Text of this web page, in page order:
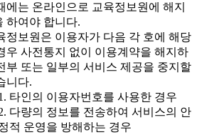
에는 온라인으로 교육정보원에 해지
하여야 합니다.
보원은 이용자가 다음 각 호에 해당
우 사전통지 없이 이용계약을 해지하
부 또는 일부의 서비스 제공을 중지할
니다.
타인의 이용자번호를 사용한 경우
다량의 정보를 전송하여 서비스의 안
적 운영을 방해하는 경우